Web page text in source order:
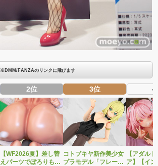
※DMM/FANZAのリンクに飛びます
2位
【WF2026夏】差し替
えパーツでぽろりも
3位
コトブキヤ新作美少女
プラモデル「フレーム
4
【アダル
ア】【イ